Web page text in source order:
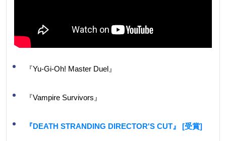
『Yu-Gi-Oh! Master Duel』
『Vampire Survivors』
『DEATH STRANDING DIRECTOR'S CUT』 [受賞]